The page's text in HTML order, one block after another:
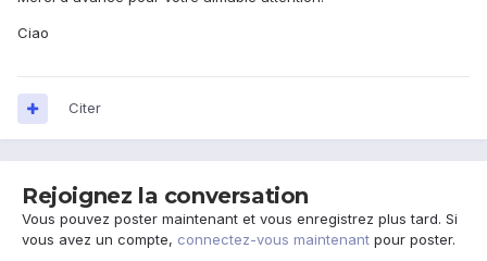
Ciao
Citer
Rejoignez la conversation
Vous pouvez poster maintenant et vous enregistrez plus tard. Si
vous avez un compte, connectez-vous maintenant pour poster.